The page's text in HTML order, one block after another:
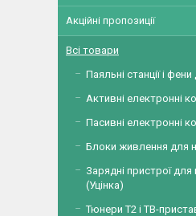
Акційні пропозиції
Всі товари
Паяльні станції і
Активні електронні
Пасивні електронні
Блоки живлення для
Зарядні пристрої для
(Уцінка)
Тюнери Т2 і ТВ-